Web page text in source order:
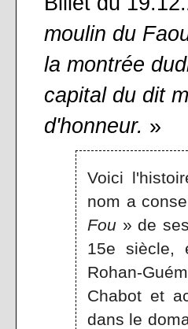
moulin du
la montrée
capital du dit
d'honneur. »
Voici
nom a
Fou » de
15e siècle,
Rohan-
Chabot et
dans le